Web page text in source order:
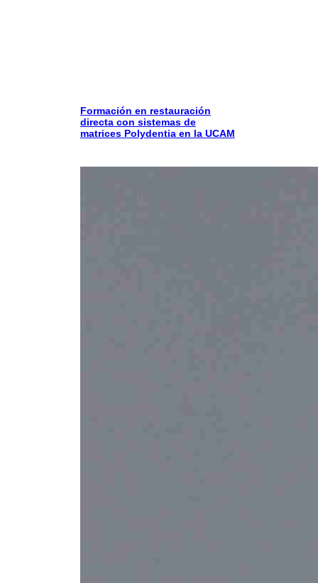
Formación en restauración
directa con sistemas de
matrices Polydentia en la UCAM